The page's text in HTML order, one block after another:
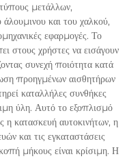
μετάλλων,
και του χαλκού,
εφαρμογές. Το
στους χρήστες να εισάγουν
συνεχή ποιότητα κατά
προηγμένων αισθητήρων
καταλλήλες συνθήκες
ύλη. Αυτό το εξοπλισμό
η κατασκευή αυτοκινήτων, η
και τις εγκαταστάσεις
μήκους είναι κρίσιμη. Η